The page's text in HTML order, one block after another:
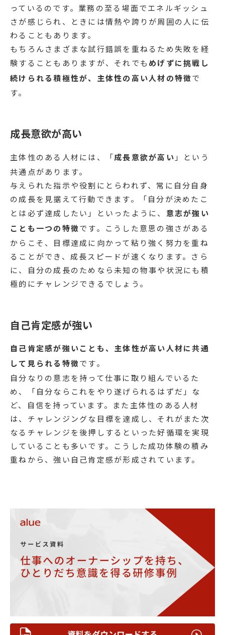
っているのです。業務の至る場面でエネルギッシュ
さが感じられ、ときには情熱や誇りが周囲の人に伝
わることもあります。
もちろんさまざまな試行錯誤を重ねるため失敗を経
験することもありますが、それでも めげずに挑戦し
続けられる積極性が、主体性の高い人材の特徴で
す。
成長意欲が高い
主体性のある人材には、「成長意欲が高い 」という
共通点があります。
与えられた指示や役割にとらわれず、常に自分自身
の成長を見据えて行動できます。「自分が決めたこ
とは必ず達成したい」といったように、 意志が強い
ことも一つの特徴です。こうした意思の強さがある
からこそ、目標達成に向かって粘り強く努力を重ね
ることができ、成長スピードが速くなります。さら
に、自分の成長のためなら未知の物事や状況にも積
極的にチャレンジできるでしょう。
自己肯定感が強い
自己肯定感が強いことも、主体性が高い人材に共通
して見られる特徴です。
自分なりの意志を持って仕事に取り組んでいるた
め、「自分ならこれをやり遂げられるはずだ」な
ど、自信を持っています。また主体性のある人材
は、チャレンジングな目標を達成し、それがまた次
なるチャレンジを後押しするといった好循環を実現
していることも多いです。こうした成功体験の積み
重ねから、強い自己肯定感が形成されています。